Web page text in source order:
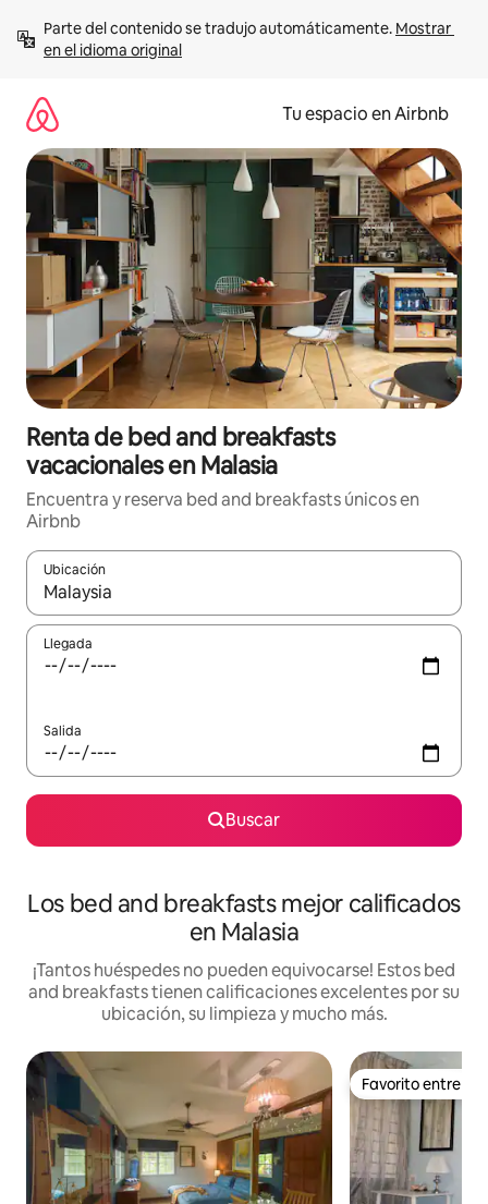
contenido
Parte del contenido se tradujo automáticamente. Mostrar
en el idioma original
Tu espacio en Airbnb
Renta de bed and breakfasts
vacacionales en Malasia
Encuentra y reserva bed and breakfasts únicos en
Airbnb
Ubicación
Cuando los resultados estén disponibles, podrás navegar
Llegada
Salida
Buscar
Los bed and breakfasts mejor calificados
en Malasia
¡Tantos huéspedes no pueden equivocarse! Estos bed
and breakfasts tienen calificaciones excelentes por su
ubicación, su limpieza y mucho más.
Favorito entre
Favorito entre